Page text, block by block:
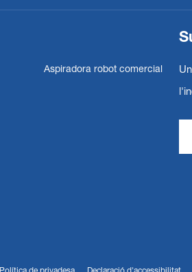
Aspiradora robot comercial